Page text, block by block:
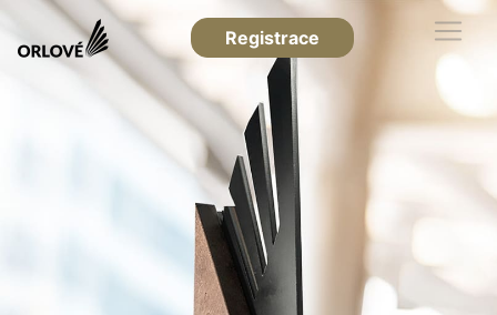
Registrace